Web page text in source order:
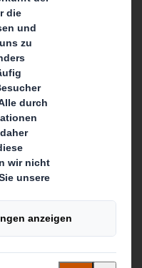
eine
herum
Paper
IP + DS Smith